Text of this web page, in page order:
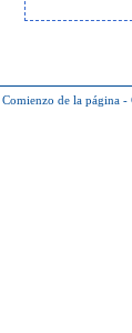
Comienzo de la página -